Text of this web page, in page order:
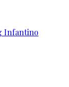
Infantino